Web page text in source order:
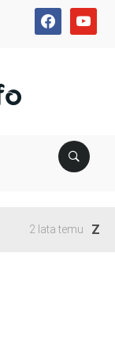
facebookyoutube
2 lata temu